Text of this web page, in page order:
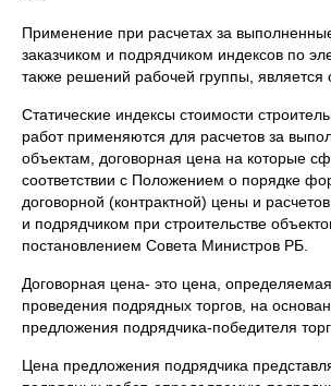
Применение при расчетах за
заказчиком и подрядчиком индексов по
также решений рабочей группы, является
Статические индексы стоимости
работ применяются для расчетов за
объектам, договорная цена на которые
соответствии с Положением о порядке
договорной (контрактной) цены и
и подрядчиком при строительстве
постановлением Совета Министров РБ.
Договорная цена- это цена,
проведения подрядных торгов, на
предложения подрядчика-победителя
Цена предложения подрядчика